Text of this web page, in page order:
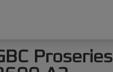
Proseries